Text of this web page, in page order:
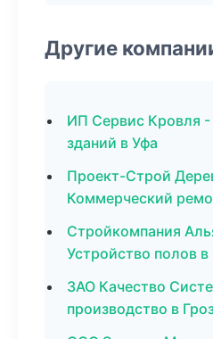
Другие
ИП Сервис Кровля -
зданий в Уфа
Проект-Строй
Коммерческий
Стройкомпания
Устройство полов
ЗАО Качество
производство в